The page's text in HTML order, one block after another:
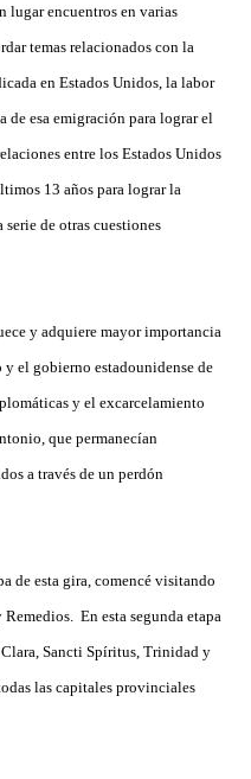
encuentros en varias
temas relacionados con la
en Estados Unidos, la labor
de esa emigración para lograr el
entre los Estados Unidos
13 años para lograr la
de otras cuestiones
y adquiere mayor importancia
el gobierno estadounidense de
y el excarcelamiento
que permanecían
a través de un perdón
de esta gira, comencé visitando
En esta segunda etapa
Sancti Spíritus, Trinidad y
las capitales provinciales